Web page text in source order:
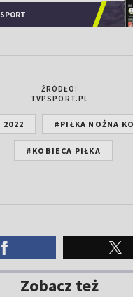
ŹRÓDŁO:
TVPSPORT.PL
2022 #PIŁKA NOŻNA
#KOBIECA PIŁKA
Zobacz też